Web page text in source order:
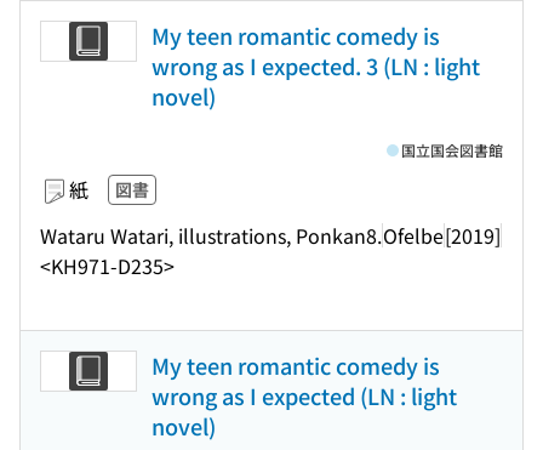
My teen romantic comedy is
wrong as I expected. 3 (LN : light
novel)
紙 図書
Wataru Watari, illustrations, Ponkan8.Ofelbe[2019]
<KH971-D235>
国立国会図書館
My teen romantic comedy is
wrong as I expected (LN : light
novel)